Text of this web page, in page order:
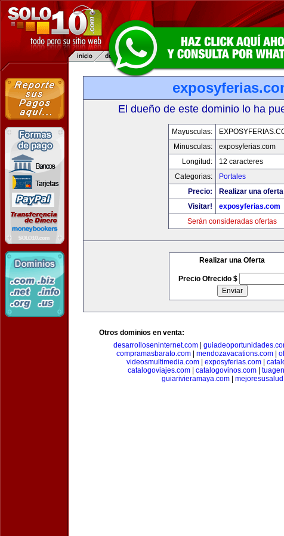
El dueño de este dominio lo ha
Mayusculas:
Minusculas:
exposyferias.com
Longitud:
12 caracteres
Categorias:
Portales
Precio:
Realizar una
Visitar!
exposyferias.com
Serán consideradas ofertas
Realizar una Oferta
Precio Ofrecido $
Otros dominios en venta:
desarrolloseninternet.com
compramasbarato.com| mendozavacations.com|
videosmultimedia.com
exposyferias.com
catalogoviajes.com| catalogovinos.com|
guiarivieramaya.com